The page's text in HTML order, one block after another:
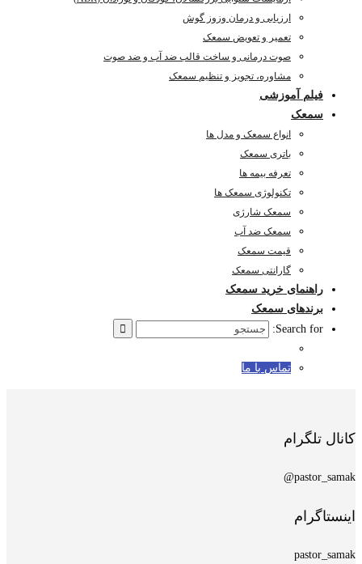
ارزیابی و درمان وزوز گوش
تعمیر و تعویض سمعک
صوت درمانی و ساخت قالب ضد آب و ضد صوت
مشاوره، تجویز و تنظیم سمعک
فیلم آموزشی
سمعک
انواع سمعک و مدل ها
باتری سمعک
تعرفه بیمه ها
تکنولوژی سمعک ها
سمعک شارژی
سمعک ضد آب
قیمت سمعک
گارانتی سمعک
راهنمای خرید سمعک
برندهای سمعک
Search for:
تماس با ما
کانال تلگرام
pastor_samak@
اینستاگرام
pastor_samak